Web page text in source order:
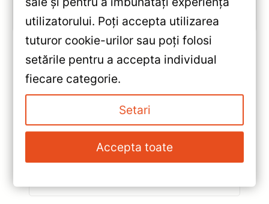
Vezi review!
«Navigație Auto Teyes CC3L
pentru Subaru Forester 3
(2007-2013) — Recenzie
Detaliată, Testare &
Navigație Auto Teyes CC3L
9″ — Recenzie Detaliată,
utilizatorului. Poți accepta utilizarea
tuturor cookie-urilor sau poți folosi
setările pentru a accepta individual
fiecare categorie.
Setari
Accepta toate